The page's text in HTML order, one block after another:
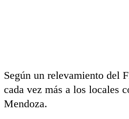
Según un relevamiento del
cada vez más a los locales
Mendoza.